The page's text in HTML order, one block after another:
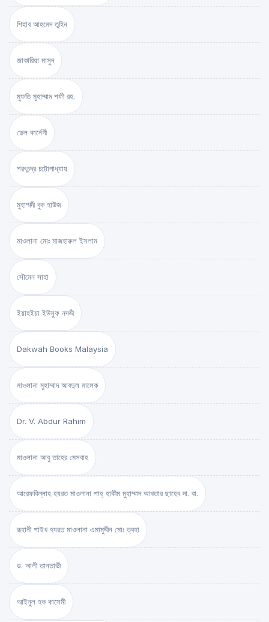
শিহাব আহমেদ তুহিন
জাকারিয়া মাসুদ
মুফতি মুহাম্মাদ শফী রহ.
ডেল কার্নেগী
শরৎচন্দ্র চট্টোপাধ্যায়
মুহাম্মদী বুক হাউজ
মাওলানা মোঃ মাজহারুল ইসলাম
সৌমেন সাহা
ইয়াহইয়া ইউসুফ নদভী
Dakwah Books Malaysia
মাওলানা মুহাম্মাদ আবদুল মালেক
Dr. V. Abdur Rahim
মাওলানা আবু তাহের মেসবাহ
আরেফবিল্লাহ হযরত মাওলানা শাহ্ হাকীম মুহাম্মাদ আখতার ছাহেব দা. বা.
রূহানী শাইখ হযরত মাওলানা এমামুদ্দীন মোঃ ত্বহা
ড. আলী তানতাভী
আইনুল হক কাসেমী